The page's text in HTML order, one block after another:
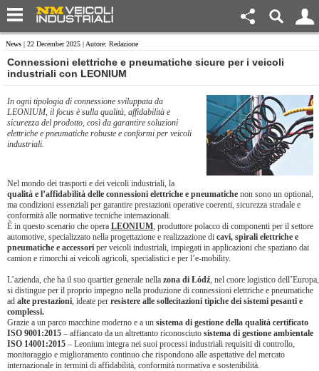
News | 22 December 2025 | Autore: Redazione
Connessioni elettriche e pneumatiche sicure per i veicoli
industriali con LEONIUM
In ogni tipologia di connessione sviluppata da
LEONIUM, il focus è sulla qualità, affidabilità e
sicurezza del prodotto, così da garantire soluzioni
elettriche e pneumatiche robuste e conformi per veicoli
industriali.
Nel mondo dei trasporti e dei veicoli industriali, la
qualità e l’affidabilità delle connessioni elettriche e pneumatiche non sono un optional,
ma condizioni essenziali per garantire prestazioni operative coerenti, sicurezza stradale e
conformità alle normative tecniche internazionali.
È in questo scenario che opera LEONIUM, produttore polacco di componenti per il settore
automotive, specializzato nella progettazione e realizzazione di cavi, spirali elettriche e
pneumatiche e accessori per veicoli industriali, impiegati in applicazioni che spaziano dai
camion e rimorchi ai veicoli agricoli, specialistici e per l’e-mobility.
L’azienda, che ha il suo quartier generale nella zona di Łódź, nel cuore logistico dell’Europa,
si distingue per il proprio impegno nella produzione di connessioni elettriche e pneumatiche
ad alte prestazioni, ideate per resistere alle sollecitazioni tipiche dei sistemi pesanti e
complessi.
Grazie a un parco macchine moderno e a un sistema di gestione della qualità certificato
ISO 9001:2015 – affiancato da un altrettanto riconosciuto sistema di gestione ambientale
ISO 14001:2015 – Leonium integra nei suoi processi industriali requisiti di controllo,
monitoraggio e miglioramento continuo che rispondono alle aspettative del mercato
internazionale in termini di affidabilità, conformità normativa e sostenibilità.